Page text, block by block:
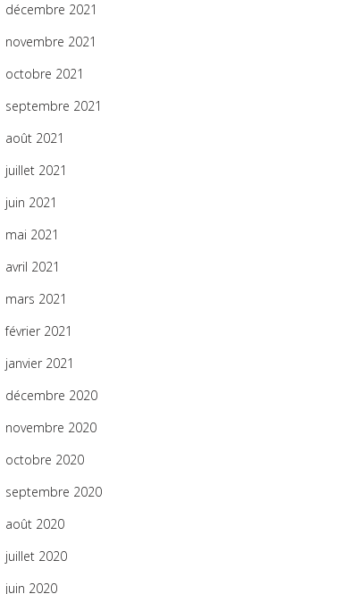
décembre 2021
novembre 2021
octobre 2021
septembre 2021
août 2021
juillet 2021
juin 2021
mai 2021
avril 2021
mars 2021
février 2021
janvier 2021
décembre 2020
novembre 2020
octobre 2020
septembre 2020
août 2020
juillet 2020
juin 2020